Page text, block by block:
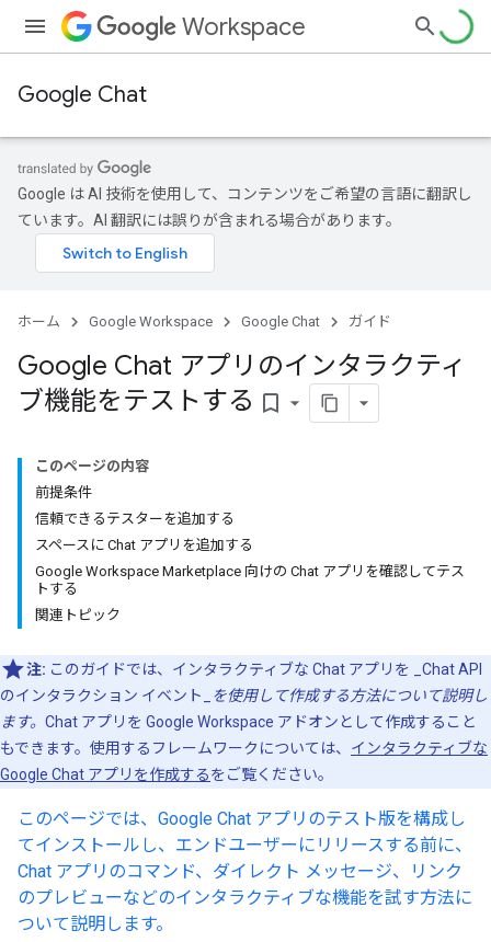
Workspace
Google Chat
Google は AI 技術を使用して、コンテンツをご希望の言語に翻訳し
ています。AI 翻訳には誤りが含まれる場合があります。
ホーム Google Workspace Google Chat ガイド
Google Chat アプリのインタラクティ
ブ機能をテストする bookmark_border
このページの内容
前提条件
信頼できるテスターを追加する
スペースに Chat アプリを追加する
Google Workspace Marketplace 向けの Chat アプリを確認してテス
トする
関連トピック
注: このガイドでは、インタラクティブな Chat アプリを _Chat API
のインタラクション イベント_
を使用して作成する方法について説明し
ます。 Chat アプリを Google Workspace アドオンとして作成すること
もできます。使用するフレームワークについては、 インタラクティブな
Google Chat アプリを作成するをご覧ください。
このページでは、Google Chat アプリのテスト版を構成し
てインストールし、エンドユーザーにリリースする前に、
Chat アプリのコマンド、ダイレクト メッセージ、リンク
のプレビューなどのインタラクティブな機能を試す方法に
ついて説明します。